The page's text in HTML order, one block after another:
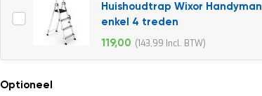
Huishoudtrap Wixor Handyman
enkel 4 treden
Speciale
prijs
119,00 143,99
Optioneel